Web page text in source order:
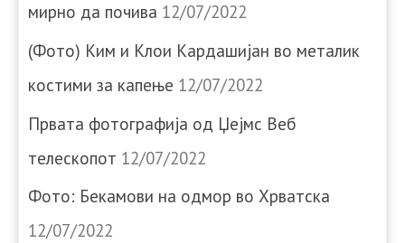
мирно да почива 12/07/2022
(Фото) Ким и Клои Кардашијан во металик
костими за капење 12/07/2022
Првата фотографија од Џејмс Веб
телескопот 12/07/2022
Фото: Бекамови на одмор во Хрватска
12/07/2022